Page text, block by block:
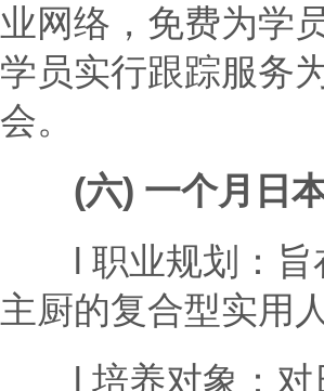
业网络，免费为学
学员实行跟踪服务
会。
(六) 一个月日本
l 职业规划：旨
主厨的复合型实用
l 培养对象：对